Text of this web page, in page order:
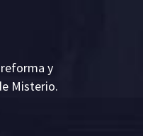
y
Misterio.